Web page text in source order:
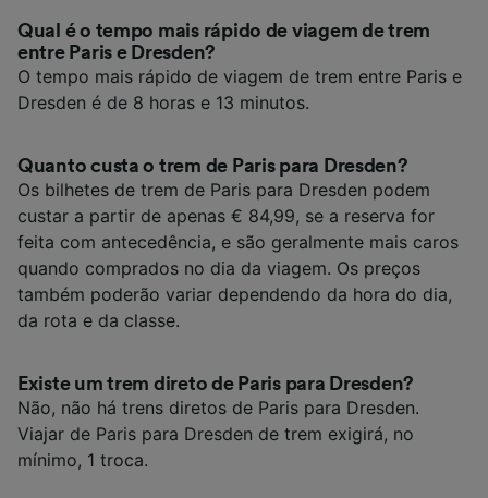
Qual é o tempo mais rápido de viagem de trem
entre Paris e Dresden?
O tempo mais rápido de viagem de trem entre Paris e
Dresden é de 8 horas e 13 minutos.
Quanto custa o trem de Paris para Dresden?
Os bilhetes de trem de Paris para Dresden podem
custar a partir de apenas € 84,99, se a reserva for
feita com antecedência, e são geralmente mais caros
quando comprados no dia da viagem. Os preços
também poderão variar dependendo da hora do dia,
da rota e da classe.
Existe um trem direto de Paris para Dresden?
Não, não há trens diretos de Paris para Dresden.
Viajar de Paris para Dresden de trem exigirá, no
mínimo, 1 troca.